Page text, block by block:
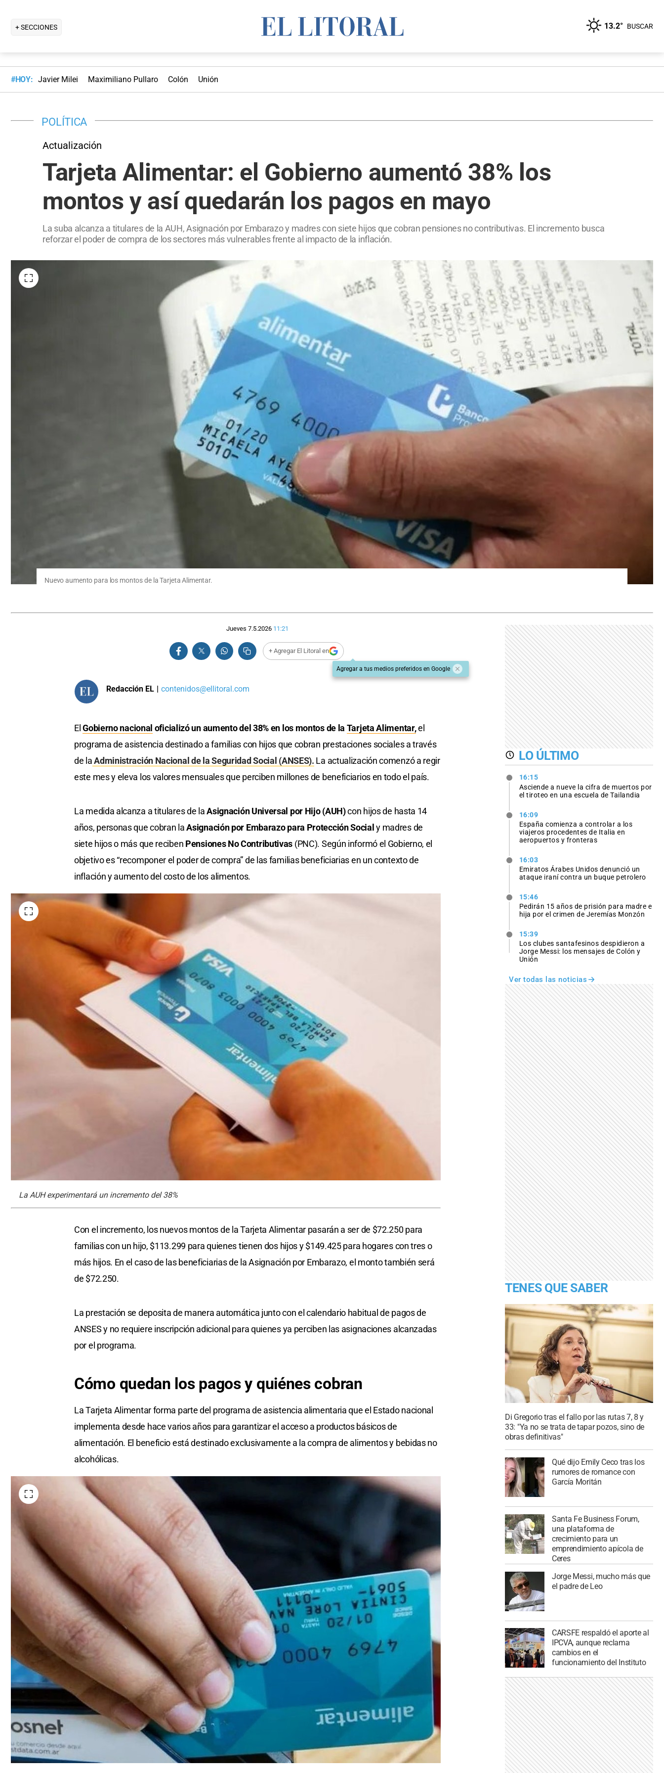
+ SECCIONES 13.2° BUSCAR
#HOY: Javier Milei Maximiliano Pullaro Colón Unión
POLÍTICA
Actualización
Tarjeta Alimentar: el Gobierno aumentó 38% los
montos y así quedarán los pagos en mayo
La suba alcanza a titulares de la AUH, Asignación por Embarazo y madres con siete hijos que cobran pensiones no contributivas. El incremento busca
reforzar el poder de compra de los sectores más vulnerables frente al impacto de la inflación.
Nuevo aumento para los montos de la Tarjeta Alimentar.
Jueves 7.5.2026 11:21
+ Agregar El Litoral en
Agregar a tus medios preferidos en Google
Redacción EL | contenidos@ellitoral.com
ElGobierno nacional oficializó un aumento del 38% en los montos de la Tarjeta Alimentar,el
programa de asistencia destinado a familias con hijos que cobran prestaciones sociales a través
de laAdministración Nacional de la Seguridad Social (ANSES). La actualización comenzó a regir
este mes y eleva los valores mensuales que perciben millones de beneficiarios en todo el país.
La medida alcanza a titulares de laAsignación Universal por Hijo (AUH)con hijos de hasta 14
años, personas que cobran laAsignación por Embarazo para Protección Socialy madres de
siete hijos o más que reciben Pensiones No Contributivas (PNC). Según informó el Gobierno, el
objetivo es “recomponer el poder de compra” de las familias beneficiarias en un contexto de
inflación y aumento del costo de los alimentos.
La AUH experimentará un incremento del 38%
Con el incremento, los nuevos montos de la Tarjeta Alimentar pasarán a ser de $72.250 para
familias con un hijo, $113.299 para quienes tienen dos hijos y $149.425 para hogares con tres o
más hijos. En el caso de las beneficiarias de la Asignación por Embarazo, el monto también será
de $72.250.
La prestación se deposita de manera automática junto con el calendario habitual de pagos de
ANSES y no requiere inscripción adicional para quienes ya perciben las asignaciones alcanzadas
por el programa.
Cómo quedan los pagos y quiénes cobran
La Tarjeta Alimentar forma parte del programa de asistencia alimentaria que el Estado nacional
implementa desde hace varios años para garantizar el acceso a productos básicos de
alimentación. El beneficio está destinado exclusivamente a la compra de alimentos y bebidas no
alcohólicas.
LO ÚLTIMO
16:15
Asciende a nueve la cifra de muertos por
el tiroteo en una escuela de Tailandia
16:09
España comienza a controlar a los
viajeros procedentes de Italia en
aeropuertos y fronteras
16:03
Emiratos Árabes Unidos denunció un
ataque iraní contra un buque petrolero
15:46
Pedirán 15 años de prisión para madre e
hija por el crimen de Jeremías Monzón
15:39
Los clubes santafesinos despidieron a
Jorge Messi: los mensajes de Colón y
Unión
Ver todas las noticias
TENES QUE SABER
Di Gregorio tras el fallo por las rutas 7, 8 y
33: "Ya no se trata de tapar pozos, sino de
obras definitivas"
Qué dijo Emily Ceco tras los
rumores de romance con
García Moritán
Santa Fe Business Forum,
una plataforma de
crecimiento para un
emprendimiento apícola de
Ceres
Jorge Messi, mucho más que
el padre de Leo
CARSFE respaldó el aporte al
IPCVA, aunque reclama
cambios en el
funcionamiento del Instituto